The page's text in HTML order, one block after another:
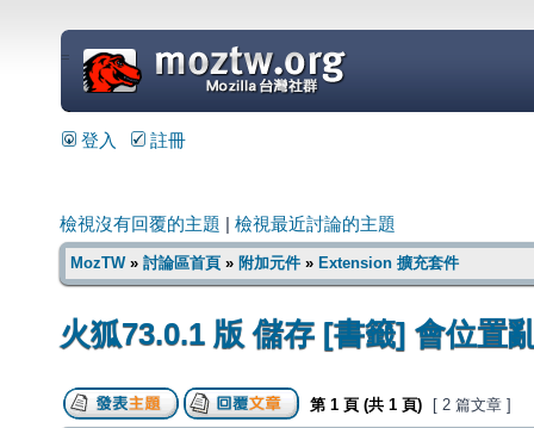
=
登入 註冊
檢視沒有回覆的主題 檢視最近討論的主題
MozTW» 討論區首頁 » 附加元件 » Extension 擴充套件
火狐73.0.1 版 儲存 [書籤] 會位置
第 1 頁 (共 1 頁) [ 2 篇文章 ]